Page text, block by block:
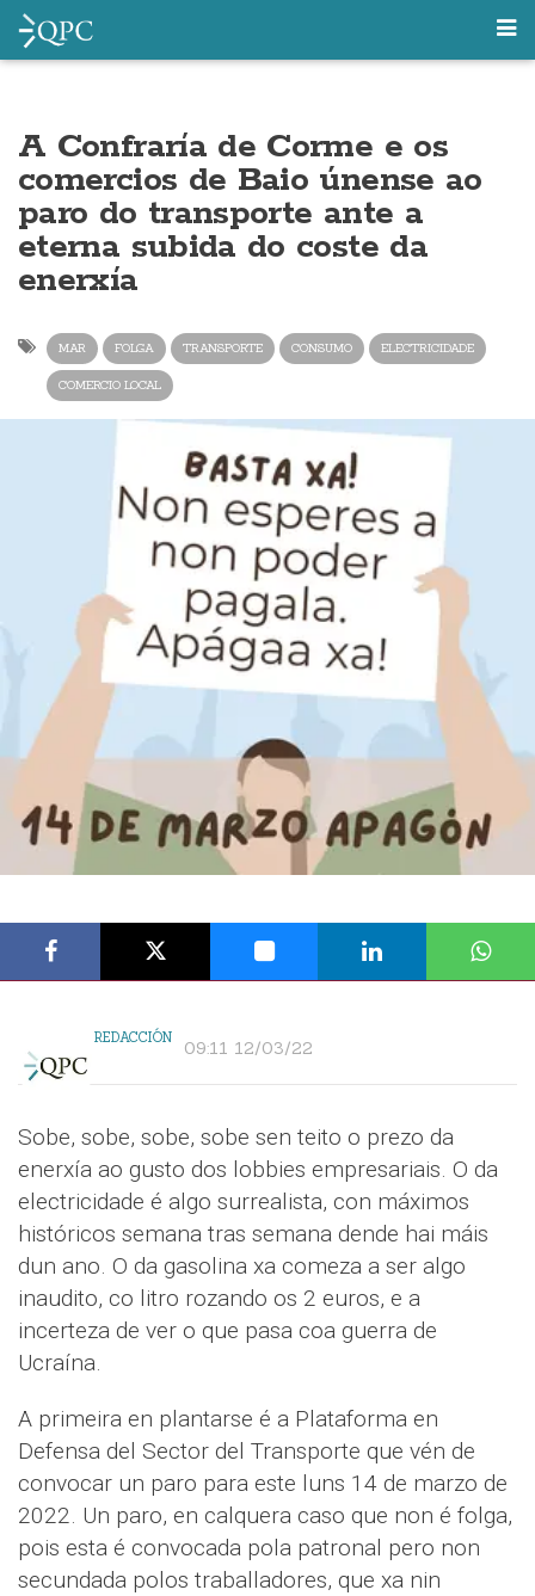
A Confraría de Corme e os
comercios de Baio únense ao
paro do transporte ante a
eterna subida do coste da
enerxía
MAR FOLGA TRANSPORTE CONSUMO ELECTRICIDADE
COMERCIO LOCAL
REDACCIÓN 09:11 12/03/22
Sobe, sobe, sobe, sobe sen teito o prezo da
enerxía ao gusto dos lobbies empresariais. O da
electricidade é algo surrealista, con máximos
históricos semana tras semana dende hai máis
dun ano. O da gasolina xa comeza a ser algo
inaudito, co litro rozando os 2 euros, e a
incerteza de ver o que pasa coa guerra de
Ucraína.
A primeira en plantarse é a Plataforma en
Defensa del Sector del Transporte que vén de
convocar un paro para este luns 14 de marzo de
2022. Un paro, en calquera caso que non é folga,
pois esta é convocada pola patronal pero non
secundada polos traballadores, que xa nin